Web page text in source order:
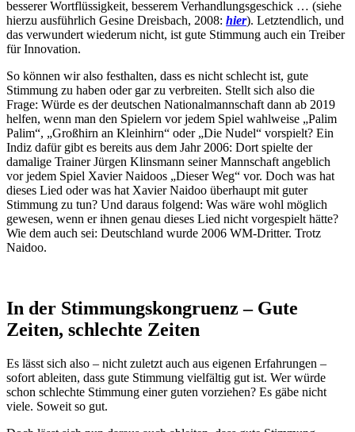
besserer Wortflüssigkeit, besserem Verhandlungsgeschick … (siehe
hierzu ausführlich Gesine Dreisbach, 2008: hier). Letztendlich, und
das verwundert wiederum nicht, ist gute Stimmung auch ein Treiber
für Innovation.
So können wir also festhalten, dass es nicht schlecht ist, gute
Stimmung zu haben oder gar zu verbreiten. Stellt sich also die
Frage: Würde es der deutschen Nationalmannschaft dann ab 2019
helfen, wenn man den Spielern vor jedem Spiel wahlweise „Palim
Palim“, „Großhirn an Kleinhirn“ oder „Die Nudel“ vorspielt? Ein
Indiz dafür gibt es bereits aus dem Jahr 2006: Dort spielte der
damalige Trainer Jürgen Klinsmann seiner Mannschaft angeblich
vor jedem Spiel Xavier Naidoos „Dieser Weg“ vor. Doch was hat
dieses Lied oder was hat Xavier Naidoo überhaupt mit guter
Stimmung zu tun? Und daraus folgend: Was wäre wohl möglich
gewesen, wenn er ihnen genau dieses Lied nicht vorgespielt hätte?
Wie dem auch sei: Deutschland wurde 2006 WM-Dritter. Trotz
Naidoo.
In der Stimmungskongruenz – Gute
Zeiten, schlechte Zeiten
Es lässt sich also – nicht zuletzt auch aus eigenen Erfahrungen –
sofort ableiten, dass gute Stimmung vielfältig gut ist. Wer würde
schon schlechte Stimmung einer guten vorziehen? Es gäbe nicht
viele. Soweit so gut.